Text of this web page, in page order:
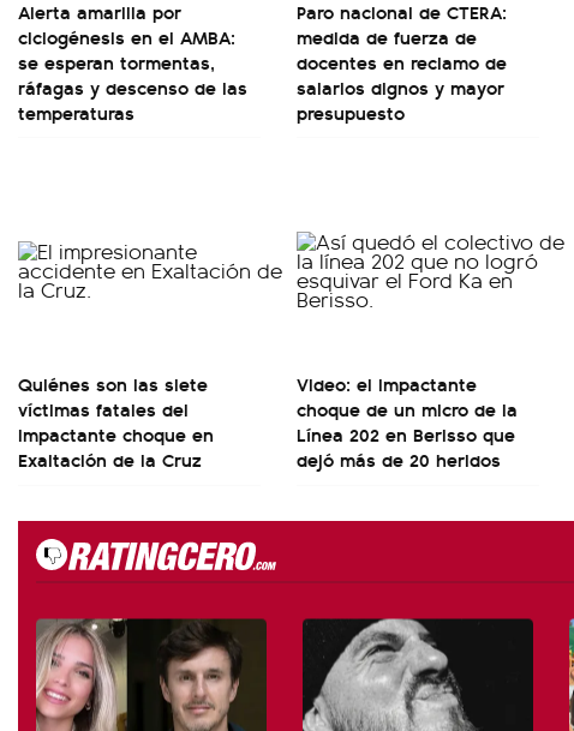
Alerta amarilla por
ciclogénesis en el AMBA:
se esperan tormentas,
ráfagas y descenso de las
temperaturas
Paro nacional de CTERA:
medida de fuerza de
docentes en reclamo de
salarios dignos y mayor
presupuesto
Quiénes son las siete
víctimas fatales del
impactante choque en
Exaltación de la Cruz
Video: el impactante
choque de un micro de la
Línea 202 en Berisso que
dejó más de 20 heridos